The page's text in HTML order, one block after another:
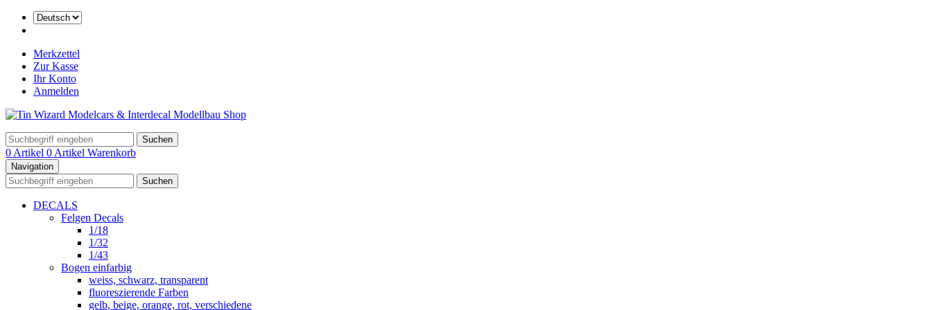
Merkzettel
Zur Kasse
Ihr Konto
Anmelden
Suchen
0 Artikel 0 Artikel Warenkorb
Navigation
Suchen
DECALS
Felgen Decals
1/18
1/32
1/43
Bogen einfarbig
weiss, schwarz, transparent
fluoreszierende Farben
gelb, beige, orange, rot, verschiedene